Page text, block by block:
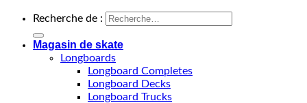
Recherche de :
Magasin de skate
Longboards
Longboard Completes
Longboard Decks
Longboard Trucks